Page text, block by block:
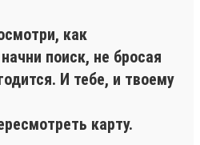
как
поиск, не бросая
И тебе, и твоему
карту.